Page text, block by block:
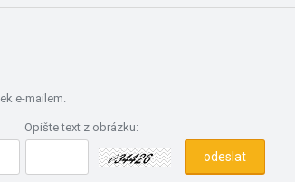
e-mailem.
Opište text z obrázku: